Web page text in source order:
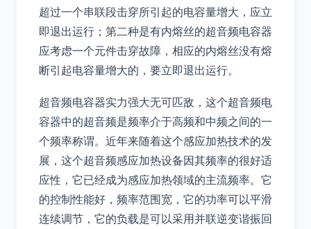
超过一个串联段击穿所引起的电容量增大，应立
即退出运行；第二种是有内熔丝的超音频电容器
应考虑一个元件击穿故障，相应的内熔丝没有熔
断引起电容量增大的，要立即退出运行。
超音频电容器实力强大无可匹敌，这个超音频电
容器中的超音频是频率介于高频和中频之间的一
个频率称谓。近年来随着这个感应加热技术的发
展，这个超音频感应加热设备因其频率的很好适
应性，它已经成为感应加热领域的主流频率。它
的控制性能好，频率范围宽，它的功率可以平滑
连续调节，它的负载是可以采用并联逆变谐振回